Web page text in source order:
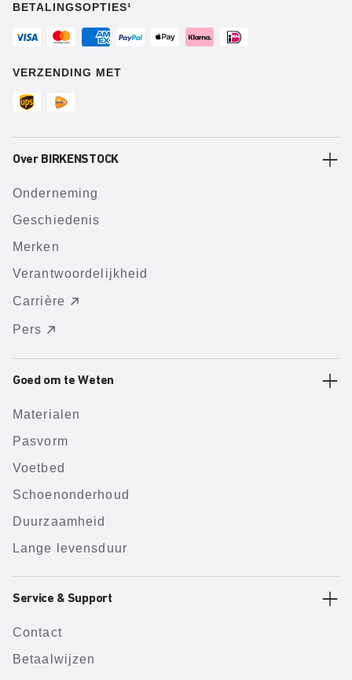
BETALINGSOPTIES¹
VERZENDING MET
Over BIRKENSTOCK
Onderneming
Geschiedenis
Merken
Verantwoordelijkheid
Carrière
Pers
Goed om te Weten
Materialen
Pasvorm
Voetbed
Schoenonderhoud
Duurzaamheid
Lange levensduur
Service & Support
Contact
Betaalwijzen